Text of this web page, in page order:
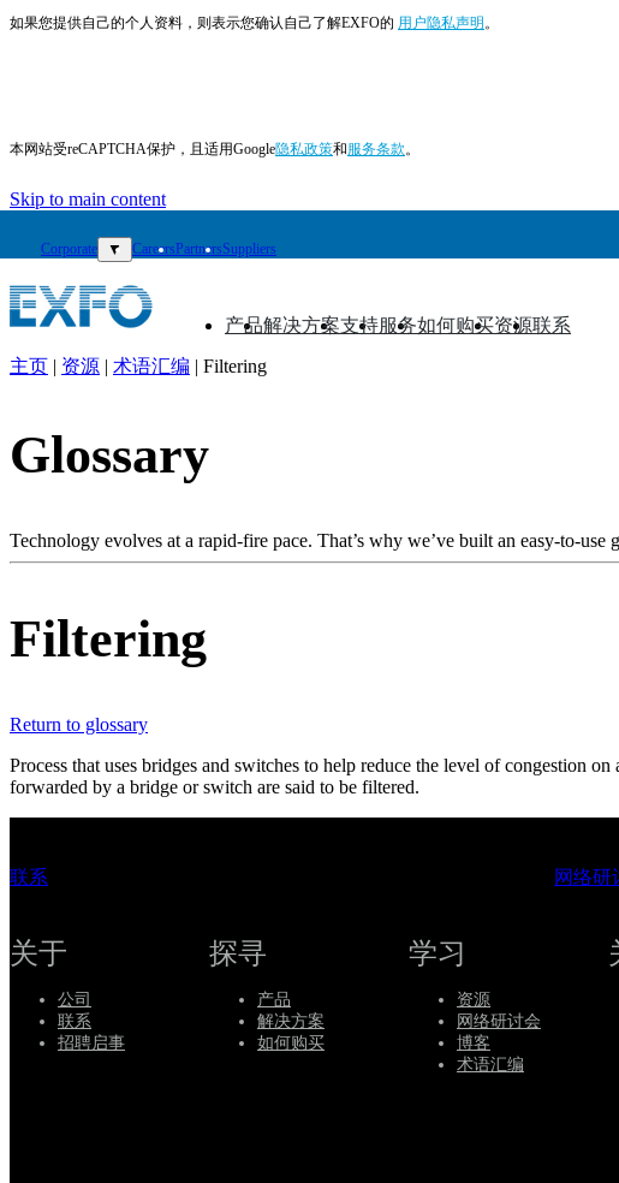
如果您提供自己的个人资料，则表示您确认自己了解EXFO的 用户隐私声明 。
本网站受reCAPTCHA保护，且适用Google隐私政策和服务条款。
Skip to main content
Corporate ▼ CareersPartnersSuppliers
产品
▼ 解决方案
▼ 支持
▼ 服务
▼ 如何购买
▼ 资源
▼ 联系
▼
产
品
决
方
支
持
务
如
何
资
联
RegisterLogin
主页 | 资源 | 术语汇编 | Filtering
Glossary
Technology evolves at a rapid-fire pace. That’s why we’ve built an easy-to-
Filtering
Return to glossary
Process that uses bridges and switches to help reduce the level of congestion
forwarded by a bridge or switch are said to be filtered.
联系 网络研
关于
公司
联系
招聘启事
探寻
产品
解决方案
如何购买
学习
资源
网络研讨会
博客
术语汇编